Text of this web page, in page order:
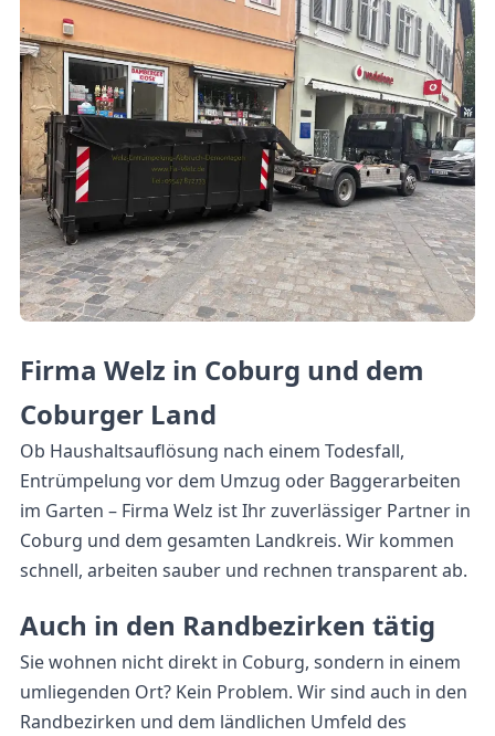
Firma Welz in Coburg und dem
Coburger Land
Ob Haushaltsauflösung nach einem Todesfall,
Entrümpelung vor dem Umzug oder Baggerarbeiten
im Garten – Firma Welz ist Ihr zuverlässiger Partner in
Coburg und dem gesamten Landkreis. Wir kommen
schnell, arbeiten sauber und rechnen transparent ab.
Auch in den Randbezirken tätig
Sie wohnen nicht direkt in Coburg, sondern in einem
umliegenden Ort? Kein Problem. Wir sind auch in den
Randbezirken und dem ländlichen Umfeld des